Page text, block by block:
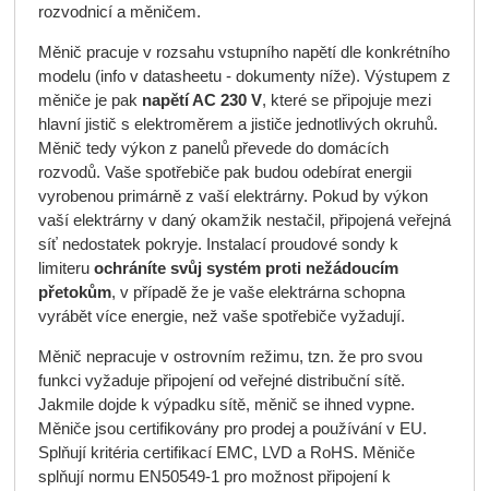
rozvodnicí a měničem.
Měnič pracuje v rozsahu vstupního napětí dle konkrétního
modelu (info v datasheetu - dokumenty níže). Výstupem z
měniče je pak napětí AC 230 V, které se připojuje mezi
hlavní jistič s elektroměrem a jističe jednotlivých okruhů.
Měnič tedy výkon z panelů převede do domácích
rozvodů. Vaše spotřebiče pak budou odebírat energii
vyrobenou primárně z vaší elektrárny. Pokud by výkon
vaší elektrárny v daný okamžik nestačil, připojená veřejná
síť nedostatek pokryje. Instalací proudové sondy k
limiteru ochráníte svůj systém proti nežádoucím
přetokům, v případě že je vaše elektrárna schopna
vyrábět více energie, než vaše spotřebiče vyžadují.
Měnič nepracuje v ostrovním režimu, tzn. že pro svou
funkci vyžaduje připojení od veřejné distribuční sítě.
Jakmile dojde k výpadku sítě, měnič se ihned vypne.
Měniče jsou certifikovány pro prodej a používání v EU.
Splňují kritéria certifikací EMC, LVD a RoHS. Měniče
splňují normu EN50549-1 pro možnost připojení k